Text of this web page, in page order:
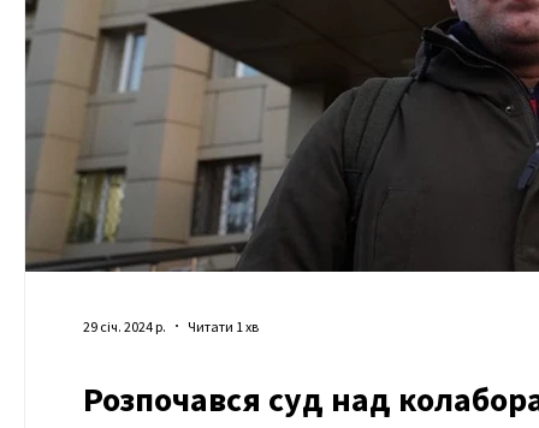
Розпочався суд над
29 січ. 2024 р. Читати 1 хв